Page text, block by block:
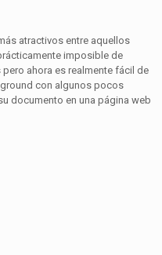
atractivos entre aquellos
imposible de
ahora es realmente fácil de
con algunos pocos
documento en una página web